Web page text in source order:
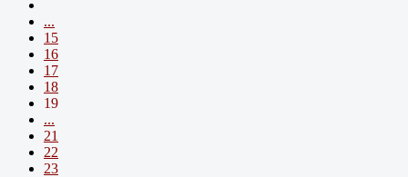
...
15
16
17
18
19
...
21
22
23